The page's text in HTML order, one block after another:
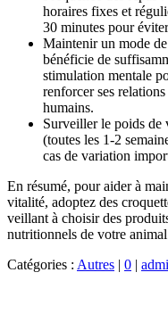
horaires fixes et
30 minutes pour
Maintenir un mode
bénéficie de
stimulation mentale
renforcer ses
humains.
Surveiller le poids de
(toutes les 1-2
cas de variation
En résumé, pour aider à
vitalité, adoptez des
veillant à choisir des
nutritionnels de votre
Catégories : Autres | 0 |